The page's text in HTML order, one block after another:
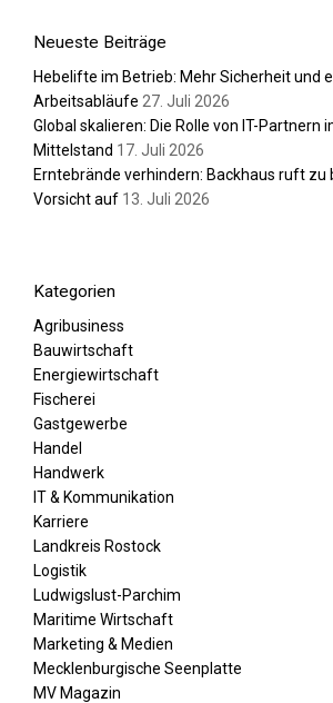
Neueste Beiträge
Hebelifte im Betrieb: Mehr Sicherheit und
Arbeitsabläufe 27. Juli 2026
Global skalieren: Die Rolle von IT-Partnern
Mittelstand 17. Juli 2026
Erntebrände verhindern: Backhaus ruft zu
Vorsicht auf 13. Juli 2026
Kategorien
Agribusiness
Bauwirtschaft
Energiewirtschaft
Fischerei
Gastgewerbe
Handel
Handwerk
IT & Kommunikation
Karriere
Landkreis Rostock
Logistik
Ludwigslust-Parchim
Maritime Wirtschaft
Marketing & Medien
Mecklenburgische Seenplatte
MV Magazin